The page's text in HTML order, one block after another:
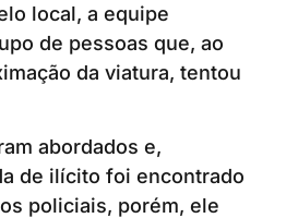
local, a equipe
de pessoas que, ao
da viatura, tentou
abordados e,
de ilícito foi encontrado
policiais, porém, ele